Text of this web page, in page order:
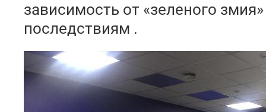
зависимость от «зеленого
последствиям .